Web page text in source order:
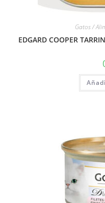
Gatos /
EDGARD COOPER